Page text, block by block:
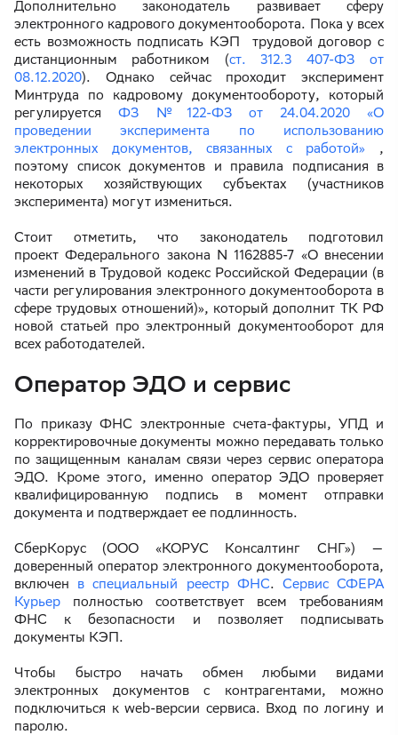
Дополнительно законодатель развивает сферу
электронного кадрового документооборота. Пока у всех
есть возможность подписать КЭП трудовой договор с
дистанционным работником (ст. 312.3 407-ФЗ от
08.12.2020). Однако сейчас проходит эксперимент
Минтруда по кадровому документообороту, который
регулируется ФЗ №122-ФЗ от 24.04.2020 «О
проведении эксперимента по использованию
электронных документов, связанных с работой» ,
поэтому список документов и правила подписания в
некоторых хозяйствующих субъектах (участников
эксперимента) могут измениться.
Стоит отметить, что законодатель подготовил
проект Федерального закона N 1162885-7 «О внесении
изменений в Трудовой кодекс Российской Федерации (в
части регулирования электронного документооборота в
сфере трудовых отношений)», который дополнит ТК РФ
новой статьей про электронный документооборот для
всех работодателей.
Оператор ЭДО и сервис
По приказу ФНС электронные счета-фактуры, УПД и
корректировочные документы можно передавать только
по защищенным каналам связи через сервис оператора
ЭДО. Кроме этого, именно оператор ЭДО проверяет
квалифицированную подпись в момент отправки
документа и подтверждает ее подлинность.
СберКорус (ООО «КОРУС Консалтинг СНГ») —
доверенный оператор электронного документооборота,
включен в специальный реестр ФНС. Сервис СФЕРА
Курьер полностью соответствует всем требованиям
ФНС к безопасности и позволяет подписывать
документы КЭП.
Чтобы быстро начать обмен любыми видами
электронных документов с контрагентами, можно
подключиться к web-версии сервиса. Вход по логину и
паролю.